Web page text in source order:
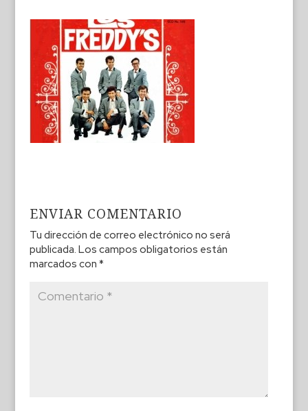
ENVIAR COMENTARIO
Tu dirección de correo electrónico no será
publicada. Los campos obligatorios están
marcados con *